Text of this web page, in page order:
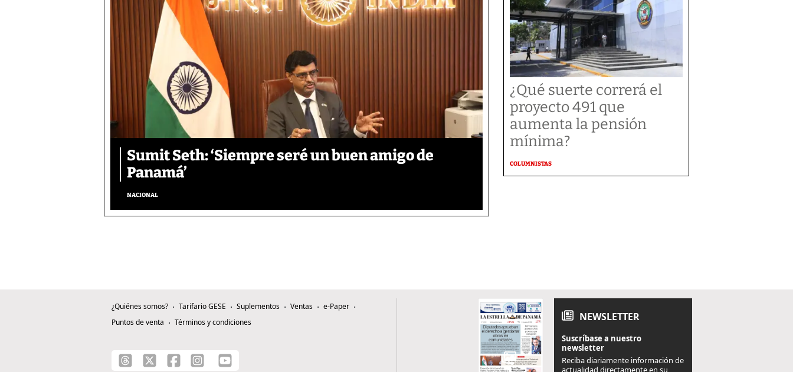
Sumit Seth: ‘Siempre seré un buen amigo de
Panamá’
NACIONAL
¿Qué suerte correrá el
proyecto 491 que
aumenta la pensión
mínima?
COLUMNISTAS
¿Quiénes somos? Tarifario GESE Suplementos Ventas
e-Paper
Puntos de venta
Términos y condiciones NEWSLETTER
Suscríbase a nuestro
newsletter
Reciba diariamente información de